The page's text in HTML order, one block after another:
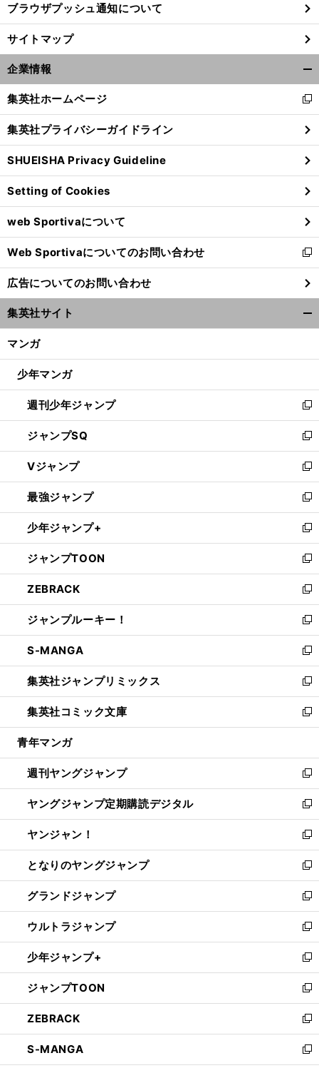
ブラウザプッシュ通知について
サイトマップ
企業情報
閉
る
集英社ホームページ
新
し
い
ウ
ィ
ン
ド
ウ
で
開
く
集英社プライバシーガイドライン
SHUEISHA Privacy Guideline
Setting of Cookies
web Sportivaについて
Web Sportivaについてのお問い合わせ
新
し
い
ウ
ィ
ン
ウ
開
く
広告についてのお問い合わせ
集英社サイト
マンガ
少年マンガ
週刊少年ジャンプ
新
し
い
ウ
ィ
ン
ド
ウ
で
開
く
ジャンプSQ
新
し
い
ウ
ィ
ン
ド
ウ
で
開
く
Vジャンプ
新
し
い
ウ
ィ
ン
ド
ウ
で
開
く
最強ジャンプ
新
し
い
ウ
ィ
ン
ド
ウ
で
開
く
少年ジャンプ+
新
し
い
ウ
ィ
ン
ド
ウ
で
開
く
ジャンプTOON
新
し
い
ウ
ィ
ン
ド
ウ
で
開
く
ZEBRACK
新
し
い
ウ
ィ
ン
ド
ウ
で
開
ジャンプルーキー！
新
し
い
ウ
ィ
ン
ド
ウ
開
く
S-MANGA
新
し
い
ウ
ィ
ン
ウ
で
開
く
集英社ジャンプリミックス
新
し
い
ウ
ン
ド
ウ
で
開
く
集英社コミック文庫
新
し
ウ
ィ
ン
ド
ウ
で
開
く
青年マンガ
週刊ヤングジャンプ
新
し
い
ウ
ィ
ン
ド
ウ
で
開
く
ヤングジャンプ定期購読デジタル
新
し
い
ウ
ィ
ン
ド
ウ
で
開
く
ヤンジャン！
新
し
い
ウ
ィ
ン
ド
ウ
で
開
く
となりのヤングジャンプ
新
し
い
ウ
ィ
ン
ド
ウ
で
開
く
グランドジャンプ
新
し
い
ウ
ィ
ン
ド
ウ
で
開
く
ウルトラジャンプ
新
し
い
ウ
ィ
ン
ド
ウ
で
開
少年ジャンプ+
新
し
い
ウ
ィ
ン
ド
ウ
ジャンプTOON
新
し
い
ウ
ィ
ン
ZEBRACK
新
し
い
ウ
S-MANGA
新
し